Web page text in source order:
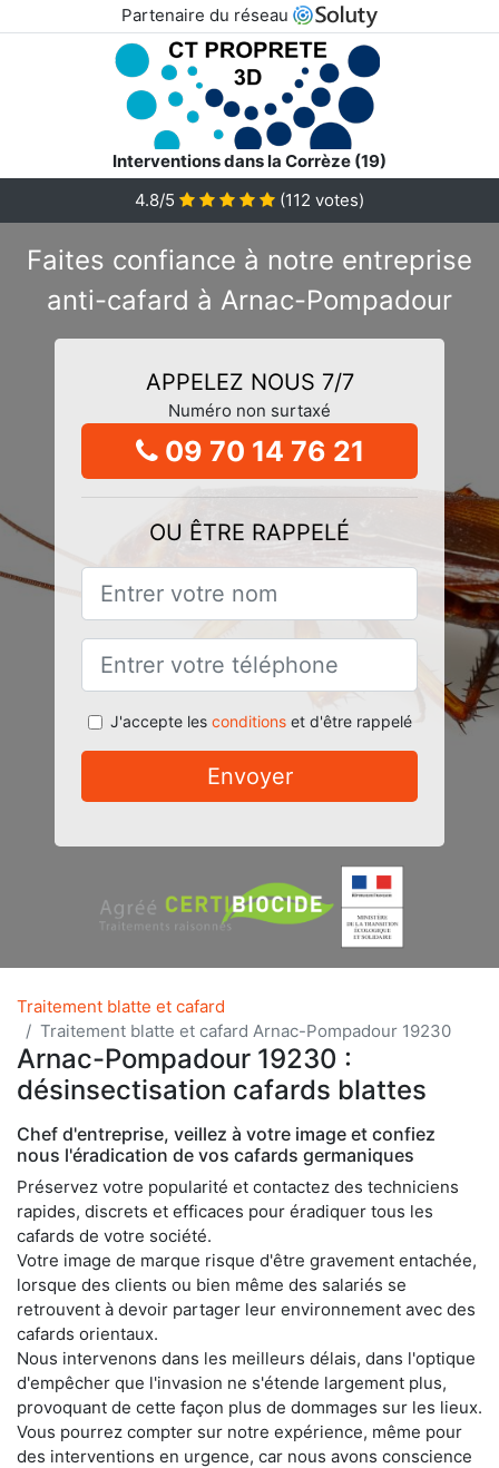
Partenaire du réseau
Interventions dans la Corrèze (19)
4.8/5
(112 votes)
Faites confiance à notre entreprise
anti-cafard à Arnac-Pompadour
APPELEZ NOUS 7/7
Numéro non surtaxé
09 70 14 76 21
OU ÊTRE RAPPELÉ
J'accepte les conditionset d'être rappelé
Envoyer
Traitement blatte et cafard
Traitement blatte et cafard Arnac-Pompadour 19230
Arnac-Pompadour 19230 :
désinsectisation cafards blattes
Chef d'entreprise, veillez à votre image et confiez
nous l'éradication de vos cafards germaniques
Préservez votre popularité et contactez des techniciens
rapides, discrets et efficaces pour éradiquer tous les
cafards de votre société.
Votre image de marque risque d'être gravement entachée,
lorsque des clients ou bien même des salariés se
retrouvent à devoir partager leur environnement avec des
cafards orientaux.
Nous intervenons dans les meilleurs délais, dans l'optique
d'empêcher que l'invasion ne s'étende largement plus,
provoquant de cette façon plus de dommages sur les lieux.
Vous pourrez compter sur notre expérience, même pour
des interventions en urgence, car nous avons conscience